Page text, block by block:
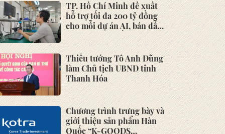
TP. Hồ Chí Minh đề xuất
hỗ trợ tối đa 200 tỷ đồng
cho mỗi dự án AI, bán dẫn
và công nghệ số
Thiếu tướng Tô Anh Dũng
làm Chủ tịch UBND tỉnh
Thanh Hóa
Chương trình trưng bày và
giới thiệu sản phẩm Hàn
Quốc “K-GOODS